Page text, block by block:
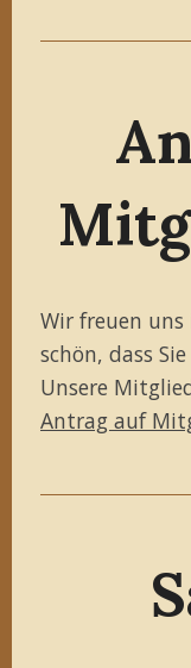
Wir freuen
schön, dass
Unsere
Antrag auf